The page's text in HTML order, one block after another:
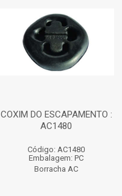
COXIM DO ESCAPAMENTO :
AC1480
Código: AC1480
Embalagem: PC
Borracha AC